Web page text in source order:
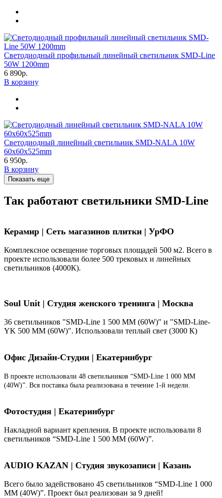
Светодиодный профильный линейный светильник SMD-Line
50W 1200mm
6 890р.
В корзину
Светодиодный линейный светильник SMD-NALA 10W
60х60х525mm
6 950р.
В корзину
Показать еще
Так работают светильники SMD-Line
Керамир | Сеть магазинов плитки | УрФО
Комплексное освещение торговых площадей 500 м2. Всего в
проекте использовали более 500 трековых и линейных
светильников (4000К).
Soul Unit | Студия женского тренинга | Москва
36 светильников "SMD-Line 1 500 ММ (60W)" и "SMD-Line-
YK 500 ММ (60W)". Использовали теплый свет (3000 К)
Офис Дизайн-Студии | Екатеринбург
В проекте использовали 48 светильников “SMD-Line 1 000 ММ
(40W)”. Вся поставка была реализована в течение 1-й недели.
Фотостудия | Екатеринбург
Накладной вариант крепления. В проекте использовали 8
светильников “SMD-Line 1 500 ММ (60W)”.
AUDIO KAZAN | Студия звукозаписи | Казань
Всего было задействовано 45 светильников “SMD-Line 1 000
ММ (40W)”. Проект был реализован за 9 дней!